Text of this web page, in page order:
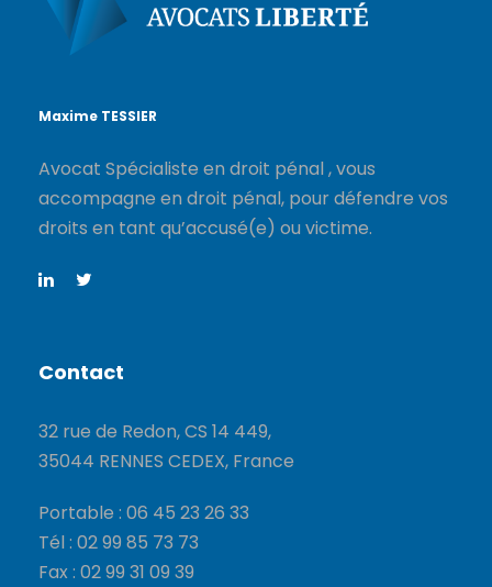
Maxime TESSIER
Avocat Spécialiste en droit pénal , vous
accompagne en droit pénal, pour défendre vos
droits en tant qu’accusé(e) ou victime.
Contact
32 rue de Redon, CS 14 449,
35044 RENNES CEDEX, France
Portable : 06 45 23 26 33
Tél : 02 99 85 73 73
Fax : 02 99 31 09 39